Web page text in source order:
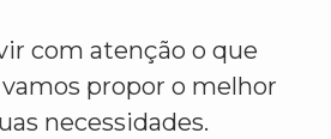
com atenção o que
propor o melhor
necessidades.